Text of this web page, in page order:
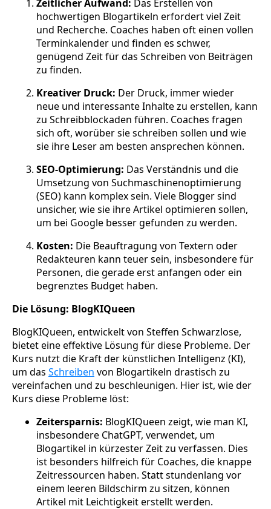
Zeitlicher Aufwand: Das Erstellen von
hochwertigen Blogartikeln erfordert viel Zeit
und Recherche. Coaches haben oft einen vollen
Terminkalender und finden es schwer,
genügend Zeit für das Schreiben von Beiträgen
zu finden.
Kreativer Druck: Der Druck, immer wieder
neue und interessante Inhalte zu erstellen, kann
zu Schreibblockaden führen. Coaches fragen
sich oft, worüber sie schreiben sollen und wie
sie ihre Leser am besten ansprechen können.
SEO-Optimierung: Das Verständnis und die
Umsetzung von Suchmaschinenoptimierung
(SEO) kann komplex sein. Viele Blogger sind
unsicher, wie sie ihre Artikel optimieren sollen,
um bei Google besser gefunden zu werden.
Kosten: Die Beauftragung von Textern oder
Redakteuren kann teuer sein, insbesondere für
Personen, die gerade erst anfangen oder ein
begrenztes Budget haben.
Die Lösung: BlogKIQueen
BlogKIQueen, entwickelt von Steffen Schwarzlose,
bietet eine effektive Lösung für diese Probleme. Der
Kurs nutzt die Kraft der künstlichen Intelligenz (KI),
um das Schreiben von Blogartikeln drastisch zu
vereinfachen und zu beschleunigen. Hier ist, wie der
Kurs diese Probleme löst:
Zeitersparnis: BlogKIQueen zeigt, wie man KI,
insbesondere ChatGPT, verwendet, um
Blogartikel in kürzester Zeit zu verfassen. Dies
ist besonders hilfreich für Coaches, die knappe
Zeitressourcen haben. Statt stundenlang vor
einem leeren Bildschirm zu sitzen, können
Artikel mit Leichtigkeit erstellt werden.